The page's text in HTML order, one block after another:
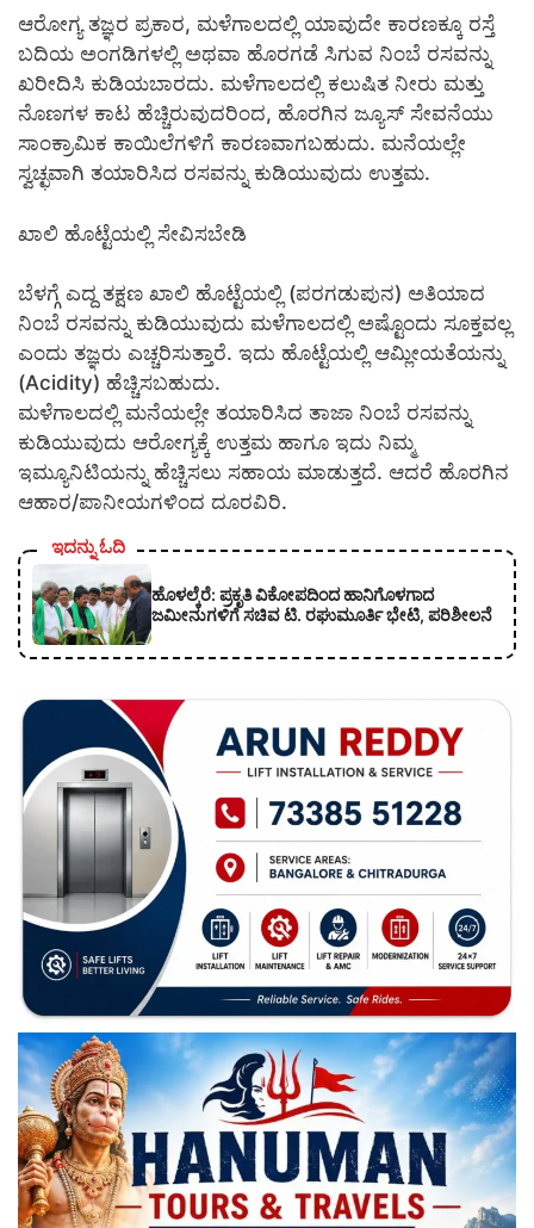
ಆರೋಗ್ಯ ತಜ್ಞರ ಪ್ರಕಾರ, ಮಳೆಗಾಲದಲ್ಲಿ ಯಾವುದೇ ಕಾರಣಕ್ಕೂ ರಸ್ತೆ
ಬದಿಯ ಅಂಗಡಿಗಳಲ್ಲಿ ಅಥವಾ ಹೊರಗಡೆ ಸಿಗುವ ನಿಂಬೆ ರಸವನ್ನು
ಖರೀದಿಸಿ ಕುಡಿಯಬಾರದು. ಮಳೆಗಾಲದಲ್ಲಿ ಕಲುಷಿತ ನೀರು ಮತ್ತು
ನೊಣಗಳ ಕಾಟ ಹೆಚ್ಚಿರುವುದರಿಂದ, ಹೊರಗಿನ ಜ್ಯೂಸ್ ಸೇವನೆಯು
ಸಾಂಕ್ರಾಮಿಕ ಕಾಯಿಲೆಗಳಿಗೆ ಕಾರಣವಾಗಬಹುದು. ಮನೆಯಲ್ಲೇ
ಸ್ವಚ್ಛವಾಗಿ ತಯಾರಿಸಿದ ರಸವನ್ನು ಕುಡಿಯುವುದು ಉತ್ತಮ.
ಖಾಲಿ ಹೊಟ್ಟೆಯಲ್ಲಿ ಸೇವಿಸಬೇಡಿ
ಬೆಳಗ್ಗೆ ಎದ್ದ ತಕ್ಷಣ ಖಾಲಿ ಹೊಟ್ಟೆಯಲ್ಲಿ (ಪರಗಡುಪುನ) ಅತಿಯಾದ
ನಿಂಬೆ ರಸವನ್ನು ಕುಡಿಯುವುದು ಮಳೆಗಾಲದಲ್ಲಿ ಅಷ್ಟೊಂದು ಸೂಕ್ತವಲ್ಲ
ಎಂದು ತಜ್ಞರು ಎಚ್ಚರಿಸುತ್ತಾರೆ. ಇದು ಹೊಟ್ಟೆಯಲ್ಲಿ ಆಮ್ಲೀಯತೆಯನ್ನು
(Acidity) ಹೆಚ್ಚಿಸಬಹುದು.
ಮಳೆಗಾಲದಲ್ಲಿ ಮನೆಯಲ್ಲೇ ತಯಾರಿಸಿದ ತಾಜಾ ನಿಂಬೆ ರಸವನ್ನು
ಕುಡಿಯುವುದು ಆರೋಗ್ಯಕ್ಕೆ ಉತ್ತಮ ಹಾಗೂ ಇದು ನಿಮ್ಮ
ಇಮ್ಯೂನಿಟಿಯನ್ನು ಹೆಚ್ಚಿಸಲು ಸಹಾಯ ಮಾಡುತ್ತದೆ. ಆದರೆ ಹೊರಗಿನ
ಆಹಾರ/ಪಾನೀಯಗಳಿಂದ ದೂರವಿರಿ.
ಇದನ್ನು ಓದಿ
ಹೊಳಲ್ಕೆರೆ: ಪ್ರಕೃತಿ ವಿಕೋಪದಿಂದ ಹಾನಿಗೊಳಗಾದ
ಜಮೀನುಗಳಿಗೆ ಸಚಿವ ಟಿ. ರಘುಮೂರ್ತಿ ಭೇಟಿ, ಪರಿಶೀಲನೆ